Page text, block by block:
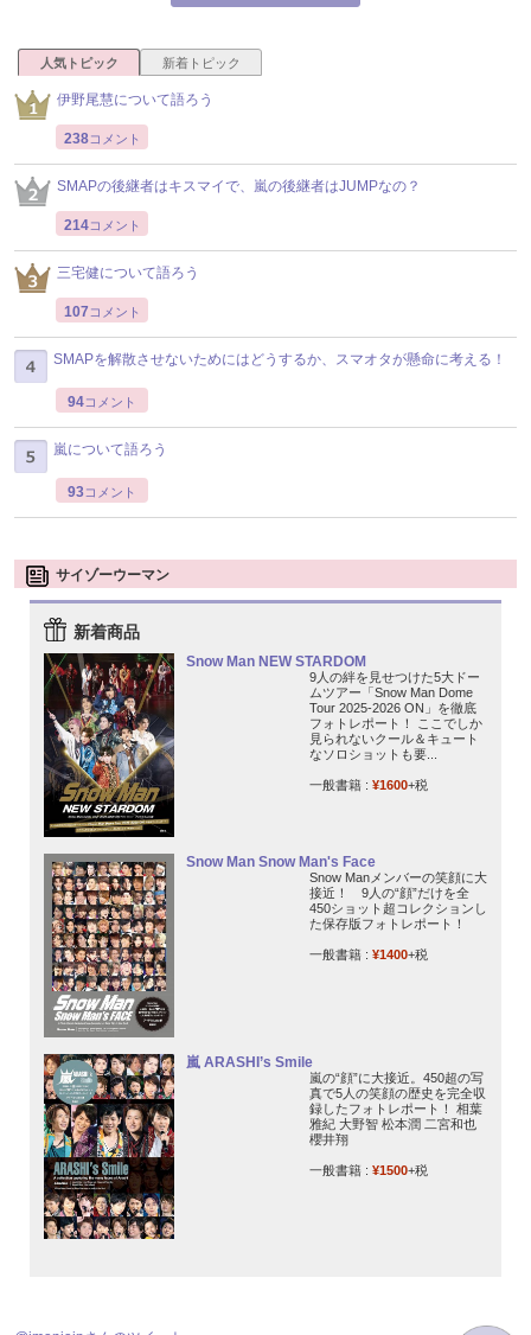
人気トピック 新着トピック
伊野尾慧について語ろう
238コメント
SMAPの後継者はキスマイで、嵐の後継者はJUMPなの？
214コメント
三宅健について語ろう
107 コメント
SMAPを解散させないためにはどうするか、スマオタが懸命に考える！
94コメント
嵐について語ろう
93コメント
サイゾーウーマン
新着商品
Snow Man NEW STARDOM
9人の絆を見せつけた5大ドー
ムツアー「Snow Man Dome
Tour 2025-2026 ON」を徹底
フォトレポート！ ここでしか
見られないクール＆キュート
なソロショットも要...
一般書籍 : ¥1600+税
Snow Man Snow Man's Face
Snow Manメンバーの笑顔に大
接近！ 9人の“顔”だけを全
450ショット超コレクションし
た保存版フォトレポート！
一般書籍 : ¥1400+税
嵐 ARASHI’s Smile
嵐の“顔”に大接近。450超の写
真で5人の笑顔の歴史を完全収
録したフォトレポート！ 相葉
雅紀 大野智 松本潤 二宮和也
櫻井翔
一般書籍 : ¥1500+税